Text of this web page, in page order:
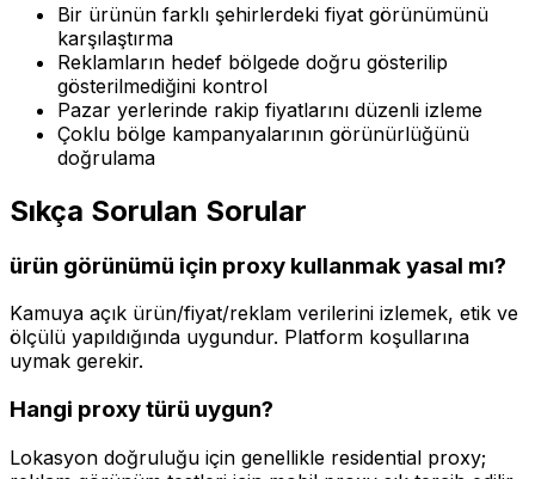
Bir ürünün farklı şehirlerdeki fiyat görünümünü
karşılaştırma
Reklamların hedef bölgede doğru gösterilip
gösterilmediğini kontrol
Pazar yerlerinde rakip fiyatlarını düzenli izleme
Çoklu bölge kampanyalarının görünürlüğünü
doğrulama
Sıkça Sorulan Sorular
ürün görünümü için proxy kullanmak yasal mı?
Kamuya açık ürün/fiyat/reklam verilerini izlemek, etik ve
ölçülü yapıldığında uygundur. Platform koşullarına
uymak gerekir.
Hangi proxy türü uygun?
Lokasyon doğruluğu için genellikle residential proxy;